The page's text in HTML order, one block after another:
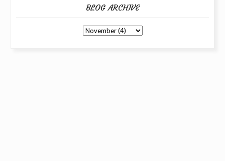
BLOG ARCHIVE